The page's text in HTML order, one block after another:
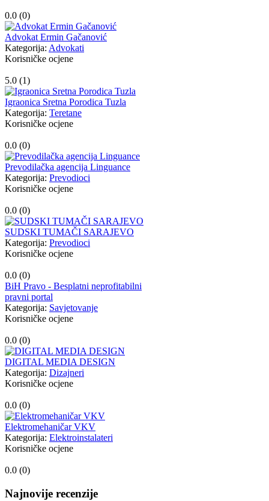
0.0 (0)
Advokat Ermin Gačanović
Kategorija: Advokati
Korisničke ocjene
5.0 (1)
Igraonica Sretna Porodica Tuzla
Kategorija: Teretane
Korisničke ocjene
0.0 (0)
Prevodilačka agencija Linguance
Kategorija: Prevodioci
Korisničke ocjene
0.0 (0)
SUDSKI TUMAČI SARAJEVO
Kategorija: Prevodioci
Korisničke ocjene
0.0 (0)
BiH Pravo - Besplatni neprofitabilni
pravni portal
Kategorija: Savjetovanje
Korisničke ocjene
0.0 (0)
DIGITAL MEDIA DESIGN
Kategorija: Dizajneri
Korisničke ocjene
0.0 (0)
Elektromehaničar VKV
Kategorija: Elektroinstalateri
Korisničke ocjene
0.0 (0)
Najnovije recenzije